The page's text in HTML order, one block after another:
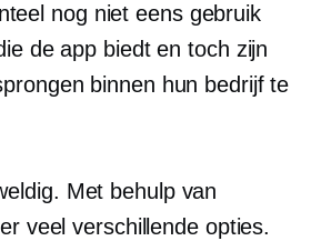
nog niet eens gebruik
de app biedt en toch zijn
binnen hun bedrijf te
Met behulp van
veel verschillende opties.